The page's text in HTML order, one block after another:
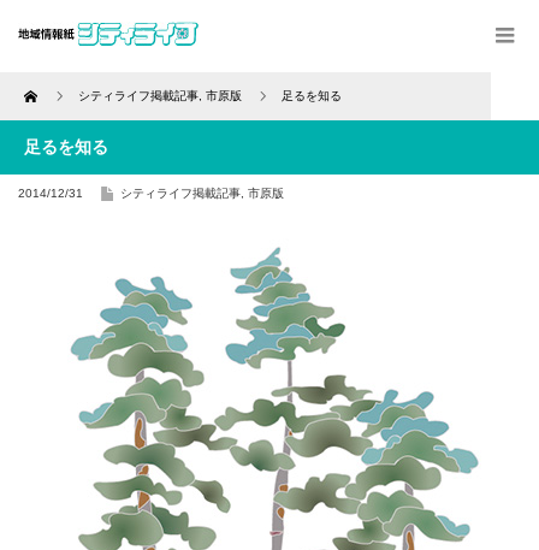
Home シティライフ掲載記事 市原版 足るを知る
足るを知る
2014/12/31 シティライフ掲載記事 市原版